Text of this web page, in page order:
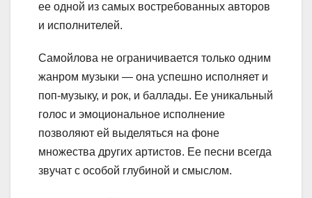
ее одной из самых востребованных авторов
и исполнителей.
Самойлова не ограничивается только одним
жанром музыки — она успешно исполняет и
поп-музыку, и рок, и баллады. Ее уникальный
голос и эмоциональное исполнение
позволяют ей выделяться на фоне
множества других артистов. Ее песни всегда
звучат с особой глубиной и смыслом.